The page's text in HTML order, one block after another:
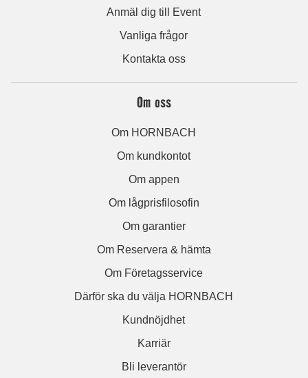
Anmäl dig till Event
Vanliga frågor
Kontakta oss
Om oss
Om HORNBACH
Om kundkontot
Om appen
Om lågprisfilosofin
Om garantier
Om Reservera & hämta
Om Företagsservice
Därför ska du välja HORNBACH
Kundnöjdhet
Karriär
Bli leverantör